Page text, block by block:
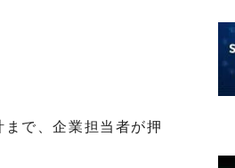
で、企業担当者が押